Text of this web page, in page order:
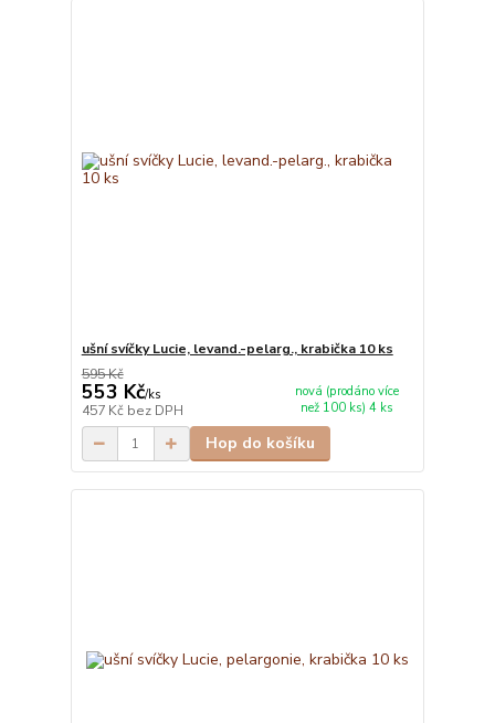
ušní svíčky Lucie, levand.-pelarg., krabička 10 ks
595 Kč
553 Kč/ks
457 Kč bez DPH
nová (prodáno více
než 100 ks) 4 ks
Hop do košíku